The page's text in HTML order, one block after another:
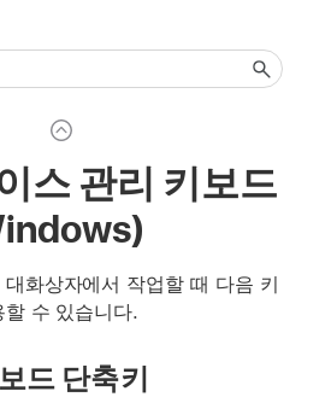
스 관리 키보드
화상자에서 작업할 때 다음 키
수 있습니다.
드 단축키